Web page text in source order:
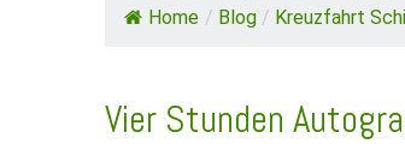
Home / Blog / Kreuzfahrt
Vier Stunden